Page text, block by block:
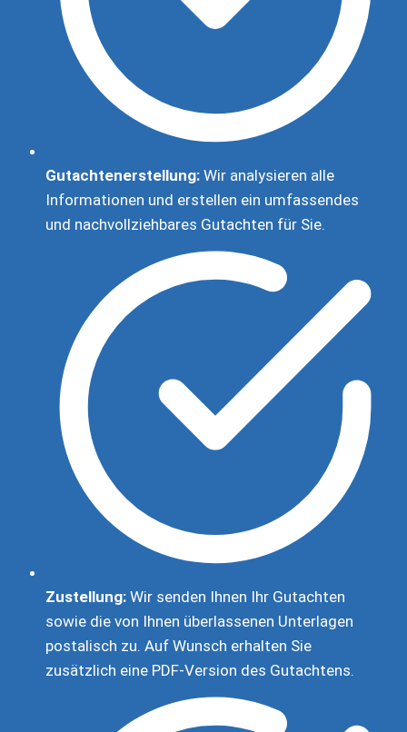
Gutachtenerstellung:Wir analysieren alle
Informationen und erstellen ein umfassendes
und nachvollziehbares Gutachten für Sie.
Zustellung:Wir senden Ihnen Ihr Gutachten
sowie die von Ihnen überlassenen Unterlagen
postalisch zu. Auf Wunsch erhalten Sie
zusätzlich eine PDF-Version des Gutachtens.